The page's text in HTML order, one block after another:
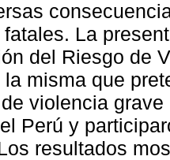
La
del Riesgo de
la misma que
violencia
Perú y
resultados